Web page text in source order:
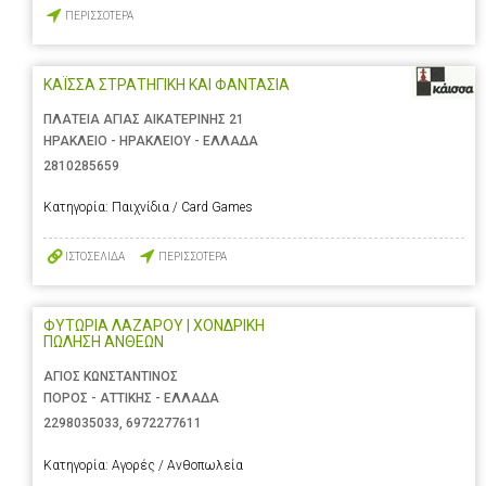
ΠΕΡΙΣΣΟΤΕΡΑ
ΚΑΪΣΣΑ ΣΤΡΑΤΗΓΙΚΗ ΚΑΙ ΦΑΝΤΑΣΙΑ
ΠΛΑΤΕΙΑ ΑΓΙΑΣ ΑΙΚΑΤΕΡΙΝΗΣ 21
ΗΡΑΚΛΕΙΟ - ΗΡΑΚΛΕΙΟΥ - ΕΛΛΑΔΑ
2810285659
Κατηγορία: Παιχνίδια / Card Games
ΙΣΤΟΣΕΛΙΔΑ ΠΕΡΙΣΣΟΤΕΡΑ
ΦΥΤΩΡΙΑ ΛΑΖΑΡΟΥ | ΧΟΝΔΡΙΚΗ
ΠΩΛΗΣΗ ΑΝΘΕΩΝ
ΑΓΙΟΣ ΚΩΝΣΤΑΝΤΙΝΟΣ
ΠΟΡΟΣ - ΑΤΤΙΚΗΣ - ΕΛΛΑΔΑ
2298035033, 6972277611
Κατηγορία: Αγορές / Ανθοπωλεία